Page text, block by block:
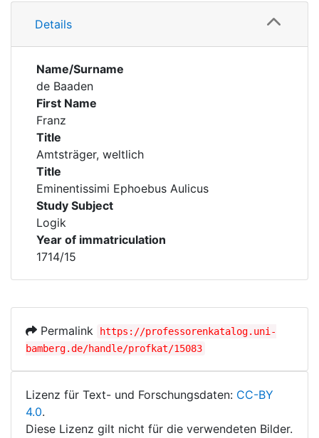
Details
Name/Surname
de Baaden
First Name
Franz
Title
Amtsträger, weltlich
Title
Eminentissimi Ephoebus Aulicus
Study Subject
Logik
Year of immatriculation
1714/15
Permalink
https://professorenkatalog.uni-
bamberg.de/handle/profkat/15083
Lizenz für Text- und Forschungsdaten: CC-BY
4.0.
Diese Lizenz gilt nicht für die verwendeten Bilder.